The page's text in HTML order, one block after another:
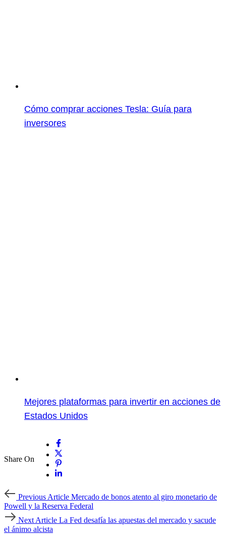
Cómo comprar acciones Tesla: Guía para
inversores
Mejores plataformas para invertir en acciones de
Estados Unidos
Share On
Previous
ArticlePrevious Article Mercado de bonos atento al giro monetario de
Powell y la Reserva Federal
Next
ArticleNext Article La Fed desafía las apuestas del mercado y sacude
el ánimo alcista